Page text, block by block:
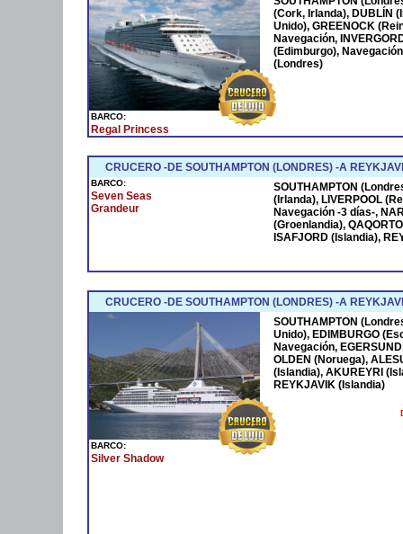
BARCO:
Regal Princess
(Cork, Irlanda), DUBLÍN
Unido), GREENOCK
Navegación,
(Edimburgo),
(Londres)
CRUCERO -DE SOUTHAMPTON (LONDRES) -A
BARCO:
Seven Seas
Grandeur
SOUTHAMPTON
(Irlanda), LIVERPOOL
Navegación -3 días-,
(Groenlandia),
ISAFJORD (Islandia),
CRUCERO -DE SOUTHAMPTON (LONDRES) -A
BARCO:
Silver Shadow
SOUTHAMPTON
Unido), EDIMBURGO
Navegación,
OLDEN (Noruega),
(Islandia), AKUREYRI
REYKJAVIK (Islandia)